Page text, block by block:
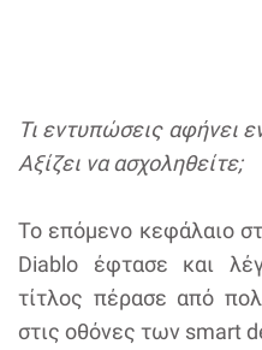
Τι εντυπώσεις αφήνει
Αξίζει να ασχοληθείτε;
Το επόμενο κεφάλαιο
Diablo έφτασε και
τίτλος πέρασε από
στις οθόνες των smart